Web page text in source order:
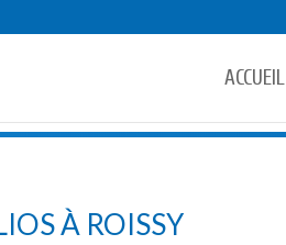
ACCUEIL
À ROISSY